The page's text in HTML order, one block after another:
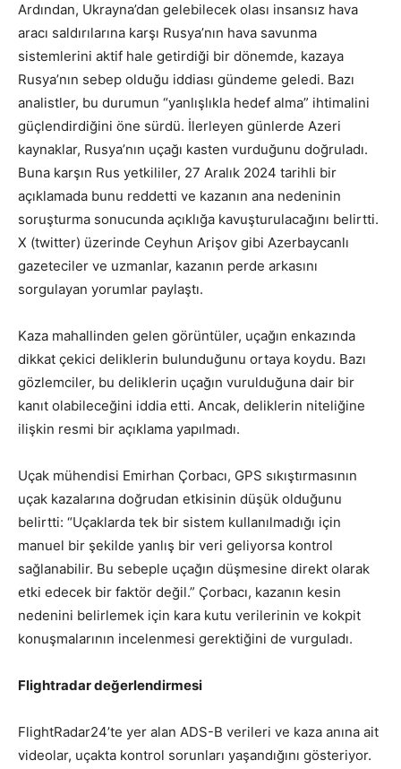
Ardından, Ukrayna’dan gelebilecek olası insansız hava
aracı saldırılarına karşı Rusya’nın hava savunma
sistemlerini aktif hale getirdiği bir dönemde, kazaya
Rusya’nın sebep olduğu iddiası gündeme geledi. Bazı
analistler, bu durumun “yanlışlıkla hedef alma” ihtimalini
güçlendirdiğini öne sürdü. İlerleyen günlerde Azeri
kaynaklar, Rusya’nın uçağı kasten vurduğunu doğruladı.
Buna karşın Rus yetkililer, 27 Aralık 2024 tarihli bir
açıklamada bunu reddetti ve kazanın ana nedeninin
soruşturma sonucunda açıklığa kavuşturulacağını belirtti.
X (twitter) üzerinde Ceyhun Arişov gibi Azerbaycanlı
gazeteciler ve uzmanlar, kazanın perde arkasını
sorgulayan yorumlar paylaştı.
Kaza mahallinden gelen görüntüler, uçağın enkazında
dikkat çekici deliklerin bulunduğunu ortaya koydu. Bazı
gözlemciler, bu deliklerin uçağın vurulduğuna dair bir
kanıt olabileceğini iddia etti. Ancak, deliklerin niteliğine
ilişkin resmi bir açıklama yapılmadı.
Uçak mühendisi Emirhan Çorbacı, GPS sıkıştırmasının
uçak kazalarına doğrudan etkisinin düşük olduğunu
belirtti: “Uçaklarda tek bir sistem kullanılmadığı için
manuel bir şekilde yanlış bir veri geliyorsa kontrol
sağlanabilir. Bu sebeple uçağın düşmesine direkt olarak
etki edecek bir faktör değil.” Çorbacı, kazanın kesin
nedenini belirlemek için kara kutu verilerinin ve kokpit
konuşmalarının incelenmesi gerektiğini de vurguladı.
Flightradar değerlendirmesi
FlightRadar24’te yer alan ADS-B verileri ve kaza anına ait
videolar, uçakta kontrol sorunları yaşandığını gösteriyor.